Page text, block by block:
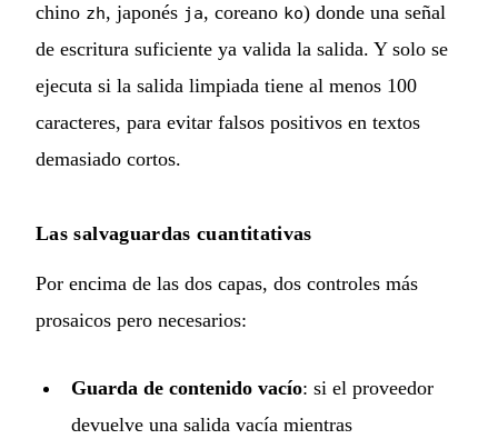
chino zh, japonés ja, coreano ko) donde una señal
de escritura suficiente ya valida la salida. Y solo se
ejecuta si la salida limpiada tiene al menos 100
caracteres, para evitar falsos positivos en textos
demasiado cortos.
Las salvaguardas cuantitativas
Por encima de las dos capas, dos controles más
prosaicos pero necesarios:
Guarda de contenido vacío: si el proveedor
devuelve una salida vacía mientras